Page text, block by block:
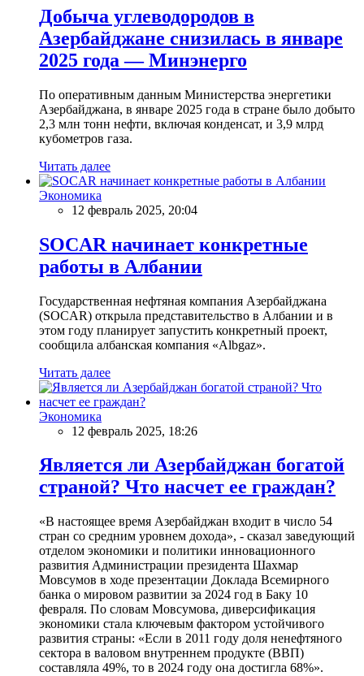
Добыча углеводородов в
Азербайджане снизилась в январе
2025 года — Минэнерго
По оперативным данным Министерства энергетики
Азербайджана, в январе 2025 года в стране было добыто
2,3 млн тонн нефти, включая конденсат, и 3,9 млрд
кубометров газа.
Читать далее
Экономика
12 февраль 2025, 20:04
SOCAR начинает конкретные
работы в Албании
Государственная нефтяная компания Азербайджана
(SOCAR) открыла представительство в Албании и в
этом году планирует запустить конкретный проект,
сообщила албанская компания «Albgaz».
Читать далее
Экономика
12 февраль 2025, 18:26
Является ли Азербайджан богатой
страной? Что насчет ее граждан?
«В настоящее время Азербайджан входит в число 54
стран со средним уровнем дохода», - сказал заведующий
отделом экономики и политики инновационного
развития Администрации президента Шахмар
Мовсумов в ходе презентации Доклада Всемирного
банка о мировом развитии за 2024 год в Баку 10
февраля. По словам Мовсумова, диверсификация
экономики стала ключевым фактором устойчивого
развития страны: «Если в 2011 году доля ненефтяного
сектора в валовом внутреннем продукте (ВВП)
составляла 49%, то в 2024 году она достигла 68%».